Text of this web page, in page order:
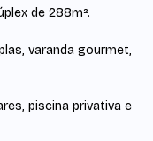
de 288m².
varanda gourmet,
piscina privativa e